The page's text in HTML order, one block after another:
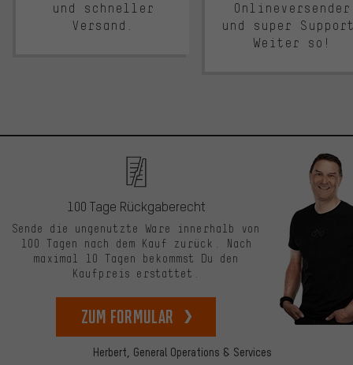
und schneller
Versand.
Onlineversender
und super
Weiter so!
Herbert, General Operations & Services
100 Tage Rückgaberecht
Sende die ungenutzte Ware innerhalb von
100 Tagen nach dem Kauf zurück. Nach
maximal 10 Tagen bekommst Du den
Kaufpreis erstattet.
zum Formular